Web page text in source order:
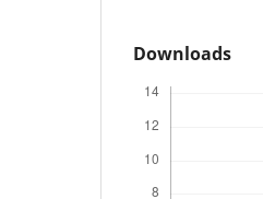
Downloads